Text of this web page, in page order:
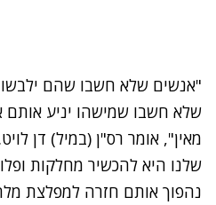
"אנשים שלא חשבו שהם
שלא חשבו שמישהו יניע
מאין", אומר רס"ן (במיל) דן
שלנו היא להכשיר מחלקות
נהפוך אותם חזרה למפלצת